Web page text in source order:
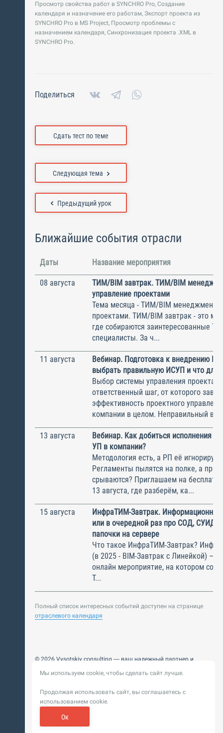
Просмотр свойства работ в SYNCHRO Pro, Создание
календаря и назначение его работам, Экспорт проекта из
SYNCHRO Pro в MS Project, Просмотр проблемы с
назначением календаря, Синхронизация проекта .XML в
SYNCHRO Pro.
Поделиться
Сдать тест по теме
Предыдущий урок
Следующая тема
Ближайшие события отрасли
Даты Название мероприятия
08 августа
ТИМ/BIM завтрак. ТИМ/BIM
управление проектами
Тема месяца - ТИМ/BIM менеджмент и
проектами. ТИМ/BIM завтрак - это
где собираются заинтересованные
специалисты. За ч...
11 августа
Вебинар. Подготовка к внедрению
выбрать правильную ИСУП и что для
Выбор системы управления
ответственный шаг, от которого
эффективность проектного
компании в целом. Неправильный
13 августа
Вебинар. Как добиться исполнения
УП в компании?
Методология есть, а РП её
Регламенты пылятся на полке, а
срываются? Приглашаем на
13 августа, где разберём, ка...
15 августа
ИнфраТИМ-Завтрак.
или в очередной раз про СОД, СУИД и
папочки на сервере
Что такое ИнфраТИМ-Завтрак?
(в 2025 - BIM-Завтрак с Линейкой) –
онлайн мероприятие, на котором
Т...
Полный список интересных событий доступен на странице
отраслевого календаря
© 2026 Vysotskiy consulting — ваш надежный партнер и
Цифровизация, BIM, ИИ. Внедряем и оптимизируем
Пользовательское
соглашение
Политика обработки персональных
данных
Разработка сайта —
Мы используем cookie, чтобы сделать сайт лучше.
Продолжая использовать сайт, вы соглашаетесь с
использованием cookie.
Ок